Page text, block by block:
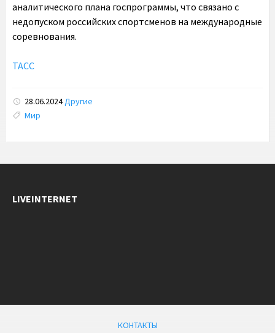
аналитического плана госпрограммы, что связано с
недопуском российских спортсменов на международные
соревнования.
ТАСС
28.06.2024Другие
Tags:
Мир
LIVEINTERNET
КОНТАКТЫ